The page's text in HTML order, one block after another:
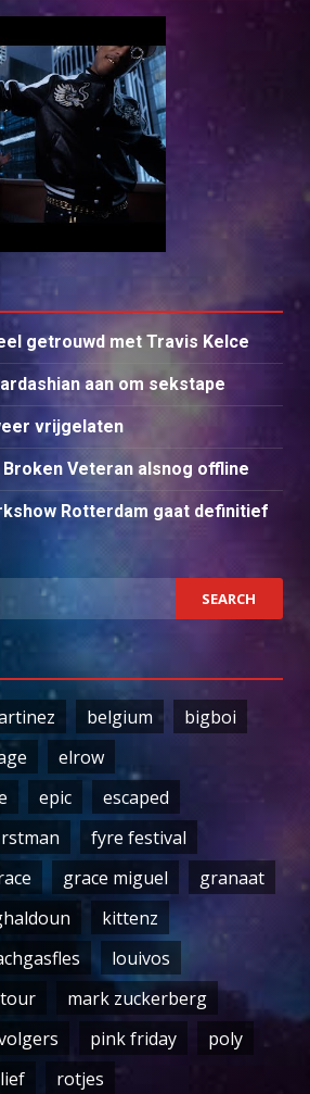
getrouwd met Travis Kelce
aan om sekstape
vrijgelaten
Veteran alsnog offline
Rotterdam gaat definitief
belgium
bigboi
elrow
epic
escaped
fyre festival
grace miguel
granaat
kittenz
louivos
mark zuckerberg
pink friday
poly
rotjes